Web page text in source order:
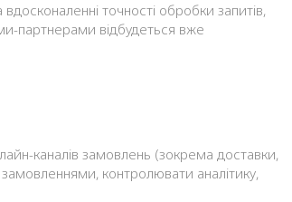
точності обробки запитів,
партнерами відбудеться вже
каналів замовлень (зокрема доставки,
контролювати аналітику,